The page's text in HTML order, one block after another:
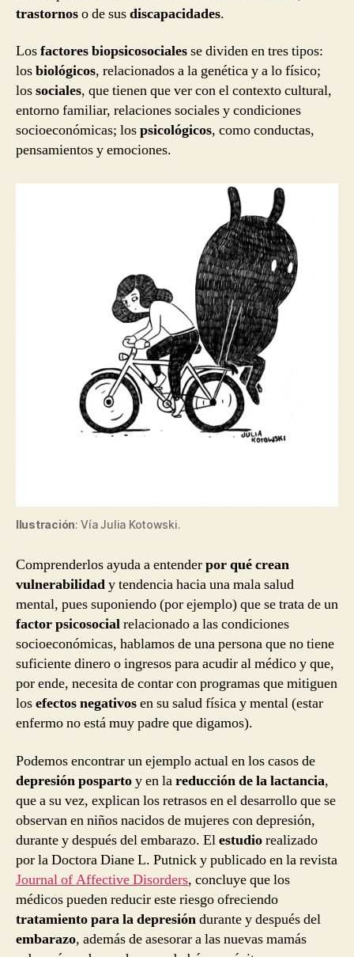
trastornoso de susdiscapacidades.
Losfactores biopsicosocialesse dividen en tres tipos:
losbiológicos, relacionados a la genética y a lo físico;
lossociales, que tienen que ver con el contexto cultural,
entorno familiar, relaciones sociales y condiciones
socioeconómicas; lospsicológicos, como conductas,
pensamientos y emociones.
Ilustración: Vía Julia Kotowski.
Comprenderlos ayuda a entenderpor qué crean
vulnerabilidady tendencia hacia una mala salud
mental, pues suponiendo (por ejemplo) que se trata de un
factor psicosocialrelacionado a las condiciones
socioeconómicas, hablamos de una persona que no tiene
suficiente dinero o ingresos para acudir al médico y que,
por ende, necesita de contar con programas que mitiguen
losefectos negativosen su salud física y mental (estar
enfermo no está muy padre que digamos).
Podemos encontrar un ejemplo actual en los casos de
depresión pospartoy en lareducción de la lactancia,
que a su vez, explican los retrasos en el desarrollo que se
observan en niños nacidos de mujeres con depresión,
durante y después del embarazo. Elestudiorealizado
por la Doctora Diane L. Putnick y publicado en la revista
Journal of Affective Disorders, concluye que los
médicos pueden reducir este riesgo ofreciendo
tratamiento para la depresióndurante y después del
embarazo, además de asesorar a las nuevas mamás